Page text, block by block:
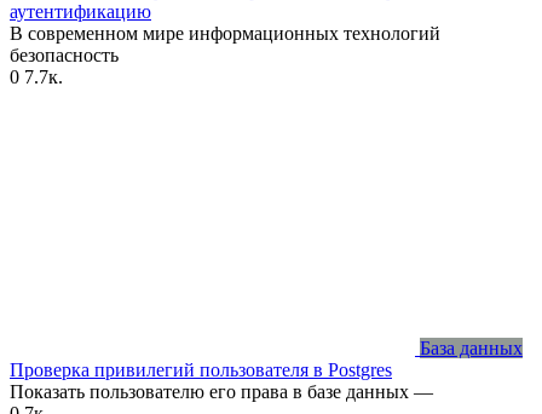
аутентификацию
В современном мире информационных технологий
безопасность
0 7.7к.
База данных
Проверка привилегий пользователя в Postgres
Показать пользователю его права в базе данных —